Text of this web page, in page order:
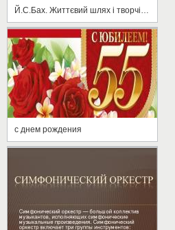
с днем рождения